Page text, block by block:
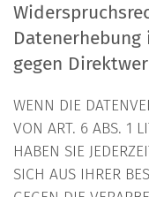
gegen
WENN DIE
VON ART. 6 ABS. 1
HABEN SIE
SICH AUS IHRER